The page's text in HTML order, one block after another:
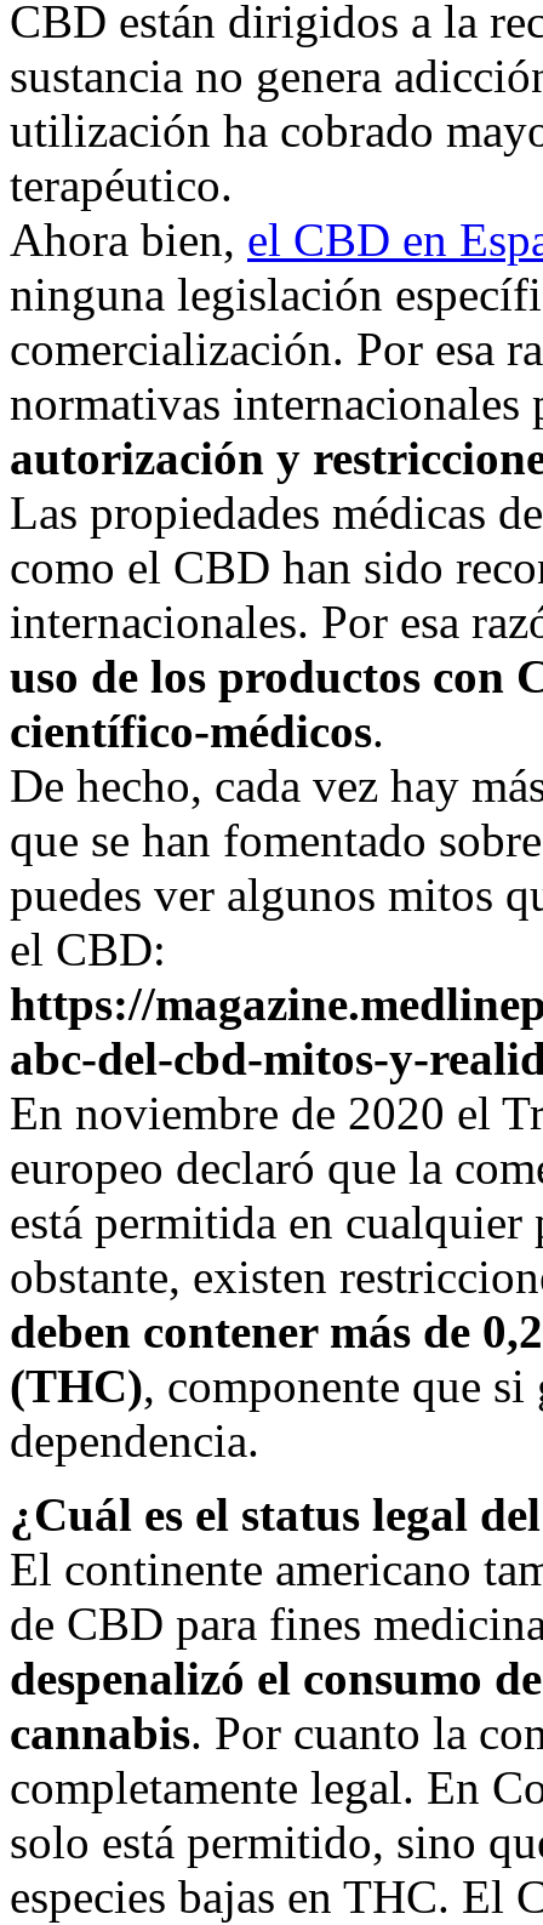
CBD están dirigidos a la
sustancia no genera
utilización ha cobrado
terapéutico.
Ahora bien, el CBD en
ninguna legislación
comercialización. Por esa
normativas internacionales
autorización y
Las propiedades médicas
como el CBD han sido
internacionales. Por esa
uso de los productos con
científico-médicos.
De hecho, cada vez hay
que se han fomentado
puedes ver algunos mitos
el CBD:
https://
abc-del-cbd-mitos-y-
En noviembre de 2020 el
europeo declaró que la
está permitida en
obstante, existen
deben contener más de
(THC), componente que
dependencia.
¿Cuál es el status legal
El continente americano
de CBD para fines
despenalizó el consumo
cannabis. Por cuanto la
completamente legal. En
solo está permitido, sino
especies bajas en THC. El